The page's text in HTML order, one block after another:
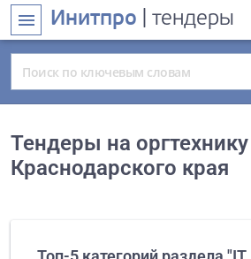
menu Инитпро | тендеры
Тендеры на оргтехнику
Краснодарского края